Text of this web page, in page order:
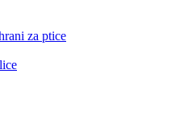
za ptice